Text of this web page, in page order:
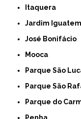
Itaquera
Jardim
José Bonifácio
Mooca
Parque São
Parque São
Parque do